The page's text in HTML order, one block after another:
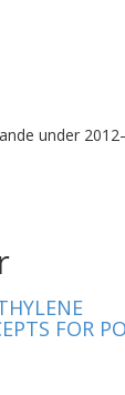
under
FOR